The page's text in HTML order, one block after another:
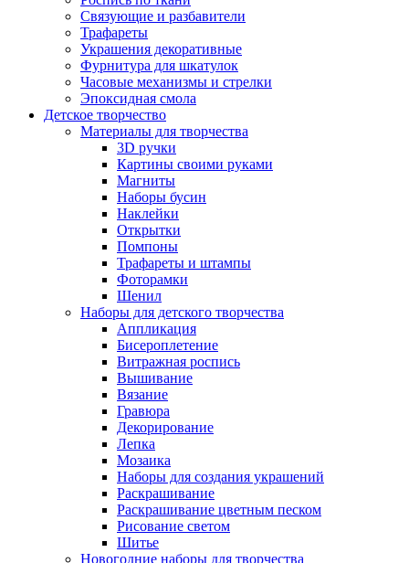
Связующие и разбавители
Трафареты
Украшения декоративные
Фурнитура для шкатулок
Часовые механизмы и стрелки
Эпоксидная смола
Детское творчество
Материалы для творчества
3D ручки
Картины своими руками
Магниты
Наборы бусин
Наклейки
Открытки
Помпоны
Трафареты и штампы
Фоторамки
Шенил
Наборы для детского творчества
Аппликация
Бисероплетение
Витражная роспись
Вышивание
Вязание
Гравюра
Декорирование
Лепка
Мозаика
Наборы для создания украшений
Раскрашивание
Раскрашивание цветным песком
Рисование светом
Шитье
Новогодние наборы для творчества